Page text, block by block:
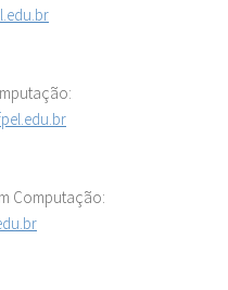
Computação: